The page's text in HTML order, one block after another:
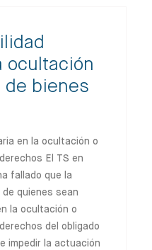
ocultación
de bienes
en la ocultación o
El TS en
fallado que la
quienes sean
la ocultación o
del obligado
impedir la actuación